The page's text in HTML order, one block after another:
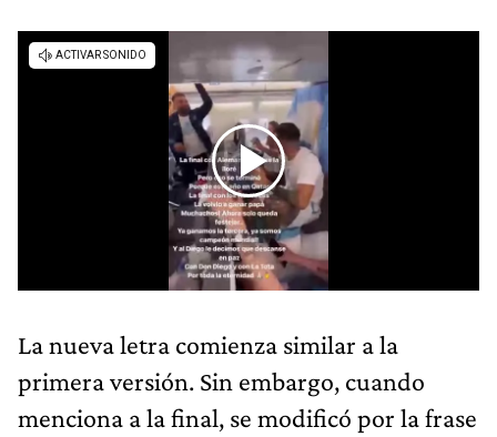
La nueva letra comienza similar a la
primera versión. Sin embargo, cuando
menciona a la final, se modificó por la frase